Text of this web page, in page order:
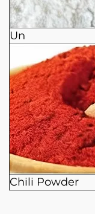
Un
Chili Powder